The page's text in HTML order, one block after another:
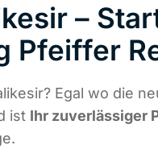
–
Pfeiffer
Egal wo die
ist Ihr zuverlässiger